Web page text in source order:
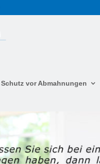
Schutz vor Abmahnungen